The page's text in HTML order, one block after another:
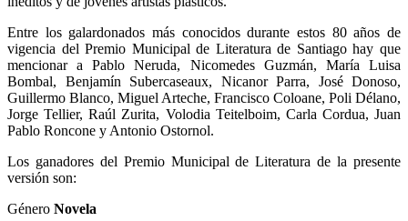
Entre los galardonados más conocidos durante estos 80 años de
vigencia del Premio Municipal de Literatura de Santiago hay que
mencionar a Pablo Neruda, Nicomedes Guzmán, María Luisa
Bombal, Benjamín Subercaseaux, Nicanor Parra, José Donoso,
Guillermo Blanco, Miguel Arteche, Francisco Coloane, Poli Délano,
Jorge Tellier, Raúl Zurita, Volodia Teitelboim, Carla Cordua, Juan
Pablo Roncone y Antonio Ostornol.
Los ganadores del Premio Municipal de Literatura de la presente
versión son:
Género Novela